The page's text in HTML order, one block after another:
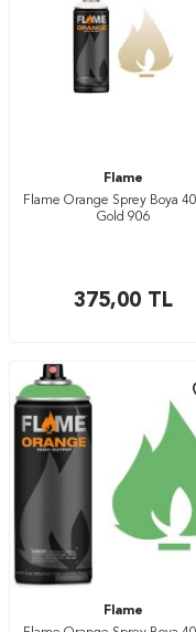
Flame
Flame Orange Sprey Boya
Gold 906
375,00 TL
Flame